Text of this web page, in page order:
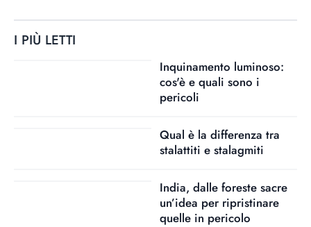
I PIÙ LETTI
Inquinamento luminoso:
cos'è e quali sono i
pericoli
Qual è la differenza tra
stalattiti e stalagmiti
India, dalle foreste sacre
un’idea per ripristinare
quelle in pericolo